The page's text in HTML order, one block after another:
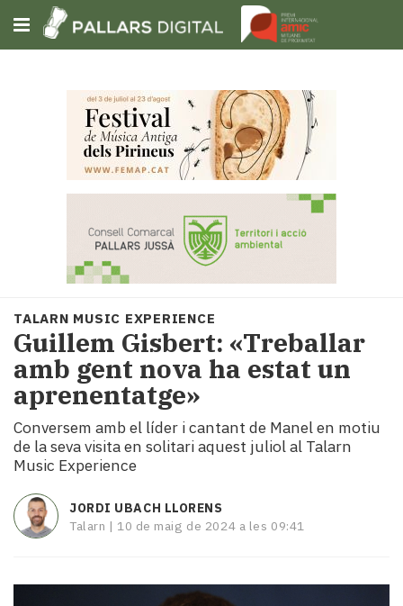
Subscriu-t'hi
Portada
Societat
Política
i
municipis
Economia
turisme
Cultura
Esports
Mai
tant!
TV
mitjans
TALARN MUSIC EXPERIENCE
Guillem Gisbert: «Treballar
amb gent nova ha estat un
aprenentatge»
Conversem amb el líder i cantant de Manel en motiu
de la seva visita en solitari aquest juliol al Talarn
Music Experience
JORDI UBACH LLORENS
Talarn | 10 de maig de 2024 a les 09:41